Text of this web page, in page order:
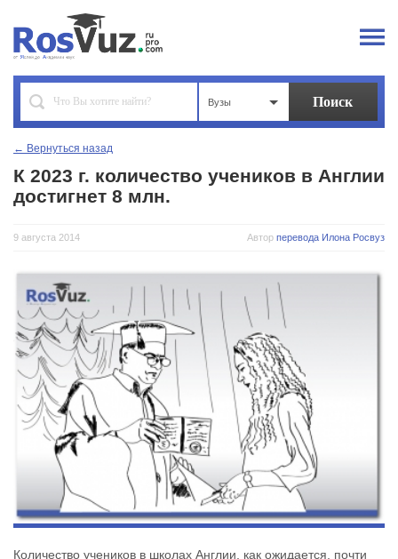
Вузы
← Вернуться назад
К 2023 г. количество учеников в Англии
достигнет 8 млн.
9 августа 2014 Автор перевода Илона Росвуз
Количество учеников в школах Англии, как ожидается, почти